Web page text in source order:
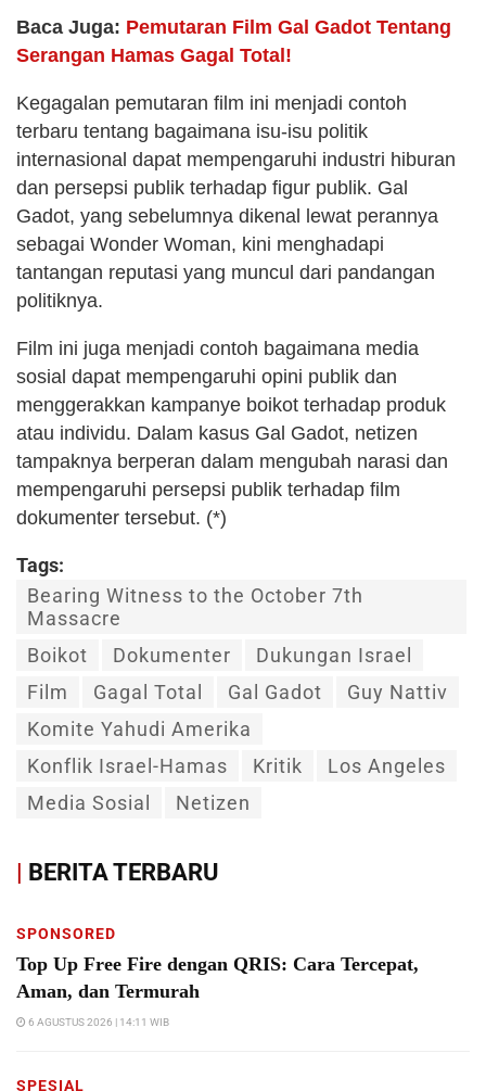
Baca Juga: Pemutaran Film Gal Gadot Tentang
Serangan Hamas Gagal Total!
Kegagalan pemutaran film ini menjadi contoh
terbaru tentang bagaimana isu-isu politik
internasional dapat mempengaruhi industri hiburan
dan persepsi publik terhadap figur publik. Gal
Gadot, yang sebelumnya dikenal lewat perannya
sebagai Wonder Woman, kini menghadapi
tantangan reputasi yang muncul dari pandangan
politiknya.
Film ini juga menjadi contoh bagaimana media
sosial dapat mempengaruhi opini publik dan
menggerakkan kampanye boikot terhadap produk
atau individu. Dalam kasus Gal Gadot, netizen
tampaknya berperan dalam mengubah narasi dan
mempengaruhi persepsi publik terhadap film
dokumenter tersebut. (*)
Tags:
Bearing Witness to the October 7th
Massacre
Boikot
Dokumenter
Dukungan Israel
Film
Gagal Total Gal Gadot
Guy Nattiv
Komite Yahudi Amerika
Konflik Israel-Hamas
Kritik
Los Angeles
Media Sosial
Netizen
| BERITA TERBARU
SPONSORED
Top Up Free Fire dengan QRIS: Cara Tercepat,
Aman, dan Termurah
6 AGUSTUS 2026 | 14:11 WIB
SPESIAL